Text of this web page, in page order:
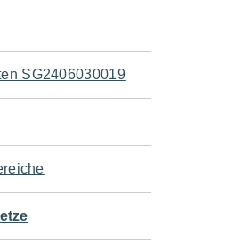
SG2406030019